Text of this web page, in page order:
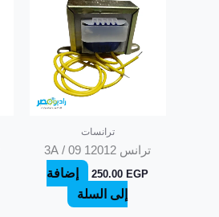
ترانسات
ترانس 12012 09 / 3A
250.00 EGP
إضافة
إلى السلة